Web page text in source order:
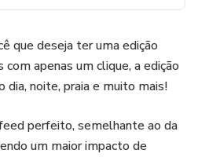
que deseja ter uma edição
apenas um clique, a edição
noite, praia e muito mais!
perfeito, semelhante ao da
um maior impacto de